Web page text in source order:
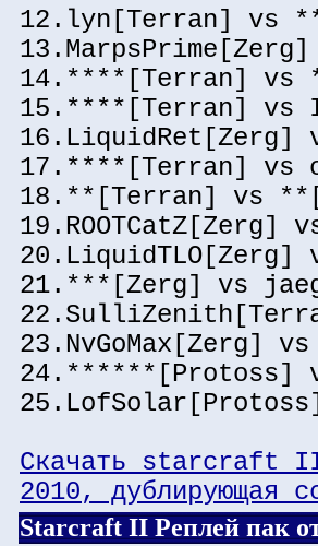
12.lyn[Terran] vs
14.****[Terran]
15.****[Terran] vs
17.****[Terran] vs
18.**[Terran] vs
21.***[Zerg] vs
24.******[Protoss]
Скачать starcraft II
2010, дублирующая
Starcraft II Реплей пак